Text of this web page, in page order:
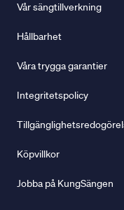
Vår sängtillverkning
Hållbarhet
Våra trygga garantier
Integritetspolicy
Köpvillkor
Jobba på KungSängen